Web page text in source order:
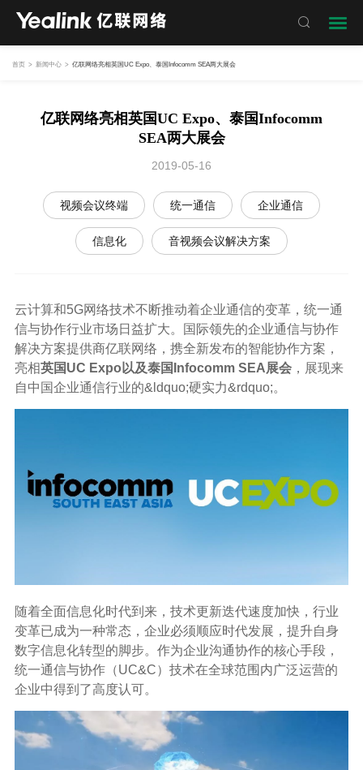

首页 > 新闻中心 > 亿联网络亮相英国UC Expo、泰国Infocomm SEA两大展会
亿联网络亮相英国UC Expo、泰国Infocomm
SEA两大展会
2019-05-16
视频会议终端 统一通信 企业通信
信息化 音视频会议解决方案
云计算和5G网络技术不断推动着企业通信的变革，统一通
信与协作行业市场日益扩大。国际领先的企业通信与协作
解决方案提供商亿联网络，携全新发布的智能协作方案，
亮相英国UC Expo以及泰国Infocomm SEA展会 ，展现来
自中国企业通信行业的&ldquo;硬实力&rdquo;。
随着全面信息化时代到来，技术更新迭代速度加快，行业
变革已成为一种常态，企业必须顺应时代发展，提升自身
数字信息化转型的脚步。作为企业沟通协作的核心手段，
统一通信与协作（UC&C）技术在全球范围内广泛运营的
企业中得到了高度认可。